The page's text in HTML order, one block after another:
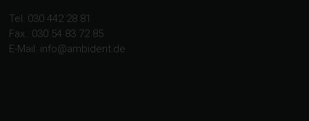
Tel. 030 442 28 81
Fax.: 030 54 83 72 85
E-Mail: info@ambident.de